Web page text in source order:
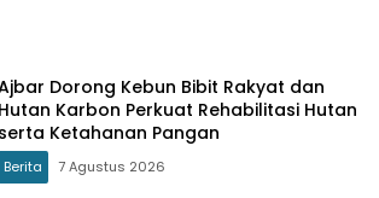
Dorong Kebun Bibit Rakyat dan
Hutan Karbon Perkuat Rehabilitasi Hutan
serta Ketahanan Pangan
Berita 7 Agustus 2026